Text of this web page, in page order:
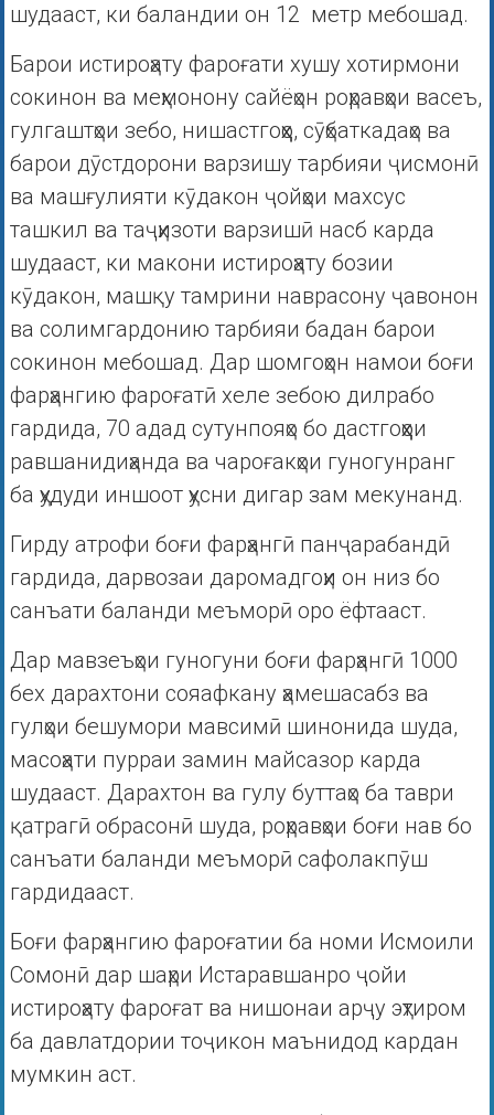
шудааст, ки баландии он 12 метр мебошад.
Барои истироҳату фароғати хушу хотирмони
сокинон ва меҳмонону сайёҳон роҳравҳои васеъ,
гулгаштҳои зебо, нишастгоҳҳо, сӯҳбаткадаҳо ва
барои дӯстдорони варзишу тарбияи ҷисмонӣ
ва машғулияти кӯдакон ҷойҳои махсус
ташкил ва таҷҳизоти варзишӣ насб карда
шудааст, ки макони истироҳату бозии
кӯдакон, машқу тамрини наврасону ҷавонон
ва солимгардонию тарбияи бадан барои
сокинон мебошад. Дар шомгоҳон намои боғи
фарҳангию фароғатӣ хеле зебою дилрабо
гардида, 70 адад сутунпояҳо бо дастгоҳҳои
равшанидиҳанда ва чароғакҳои гуногунранг
ба ҳудуди иншоот ҳусни дигар зам мекунанд.
Гирду атрофи боғи фарҳангӣ панҷарабандӣ
гардида, дарвозаи даромадгоҳи он низ бо
санъати баланди меъморӣ оро ёфтааст.
Дар мавзеъҳои гуногуни боғи фарҳангӣ 1000
бех дарахтони сояафкану ҳамешасабз ва
гулҳои бешумори мавсимӣ шинонида шуда,
масоҳати пурраи замин майсазор карда
шудааст. Дарахтон ва гулу буттаҳо ба таври
қатрагӣ обрасонӣ шуда, роҳравҳои боғи нав бо
санъати баланди меъморӣ сафолакпӯш
гардидааст.
Боғи фарҳангию фароғатии ба номи Исмоили
Сомонӣ дар шаҳри Истаравшанро ҷойи
истироҳату фароғат ва нишонаи арҷу эҳтиром
ба давлатдории тоҷикон маънидод кардан
мумкин аст.